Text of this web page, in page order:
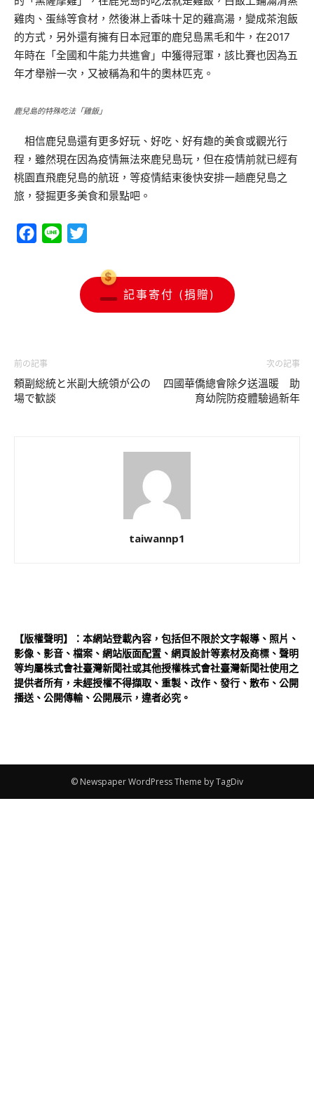
雞肉、蛋絲等食材，然後淋上香味十足的雞高湯，變成茶泡飯
的方式，另外還有擁有日本冠軍的鹿兒島黑毛和牛，在2017
年時在「全國和牛能力共進會」中獲得冠軍，該比賽也因為五
年才舉辦一次，又被稱為和牛的奧林匹克。
鹿兒島的特殊吃法「雞飯」
相信鹿兒島還有更多好玩、好吃、好有趣的美食或觀光行
程，雖然現在因為疫情無法來鹿兒島玩，但在疫情前就已經有
桃園直飛鹿兒島的航班，等疫情結束後快安排一趟鹿兒島之
旅，發掘更多美食和景點吧。
Facebook
Line
記事寄付 (捐贈)
前の記事
頼副総統と米副大統領が公の
場で歓談
次の記事
四國華僑總會除夕送溫暖 助
育幼院防疫體驗過新年
taiwannp1
【版權聲明】：本網站登載內容，包括但不限於文字報導、照片、
影像、影音、檔案、網站版面配置、網頁設計等素材及商標、聲明
等均屬株式會社臺灣新聞社或其他授權株式會社臺灣新聞社使用之
提供者所有，未經授權不得擷取、重製、改作、發行、散布、公開
播送、公開傳輸、公開展示，違者必究。
© Newspaper WordPress Theme by TagDiv